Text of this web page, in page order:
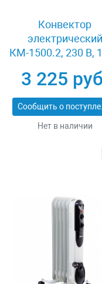
Конвектор
электрический
КМ-1500.2, 230 В,
нагреватель,
термостат
98125
3 225
Нет в наличии